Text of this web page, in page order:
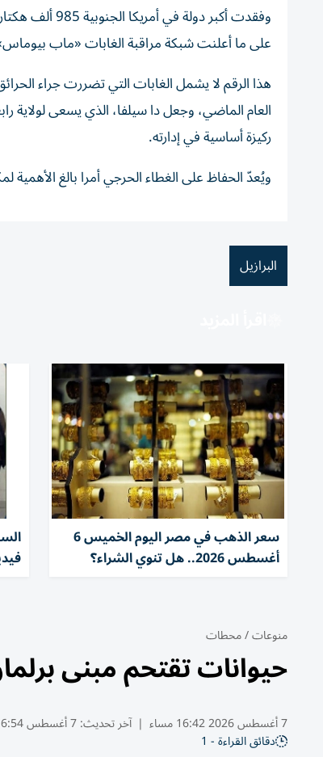
على ما أعلنت شبكة مراقبة الغابات «ماب بيوماس»،
العام الماضي، وجعل دا سيلفا، الذي يسعى لولاية
ركيزة أساسية في إدارته.
ويُعدّ الحفاظ على الغطاء الحرجي أمرا بالغ الأهمية
البرازيل
سعر الذهب في مصر اليوم الخميس 6
أغسطس 2026.. هل تنوي الشراء؟
منوعات/محطات
حيوانات تقتحم مبنى
7 أغسطس 2026 16:42 مساء | آخر تحديث:7 أغسطس 16:54 2026
دقائق القراءة - 1